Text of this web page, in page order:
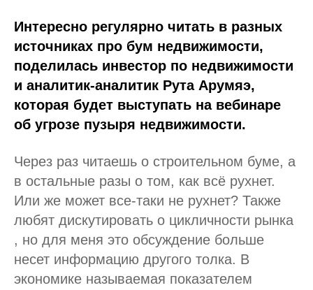
Интересно регулярно читать в разных
источниках про бум недвижимости,
поделилась инвестор по недвижимости
и аналитик-аналитик Рута Арумяэ,
которая будет выступать на вебинаре
об угрозе пузыря недвижимости.
Через раз читаешь о строительном буме, а
в остальные разы о том, как всё рухнет.
Или же может все-таки не рухнет? Также
любят дискутировать о цикличности рынка
, но для меня это обсуждение больше
несет информацию другого толка. В
экономике называемая показателем